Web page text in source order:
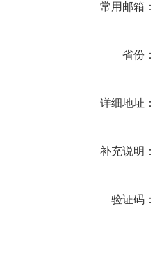
常用邮箱
省份
详细地址
补充说明
验证码